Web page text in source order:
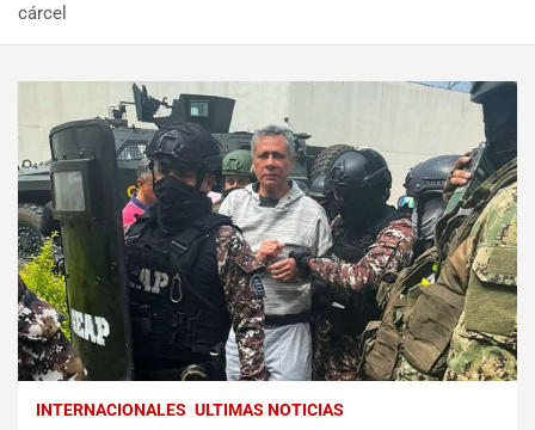
cárcel
INTERNACIONALES ULTIMAS NOTICIAS